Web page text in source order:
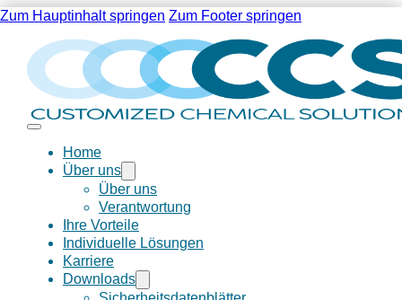
Zum Hauptinhalt springen Zum Footer springen
Home
Über uns
Über uns
Verantwortung
Ihre Vorteile
Individuelle Lösungen
Karriere
Downloads